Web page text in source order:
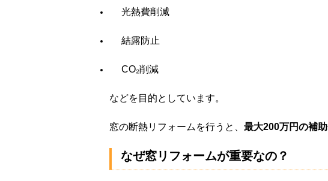
光熱費削減
結露防止
CO₂削減
などを目的としています。
窓の断熱リフォームを行うと、 最大200万円の補
なぜ窓リフォームが重要なの？